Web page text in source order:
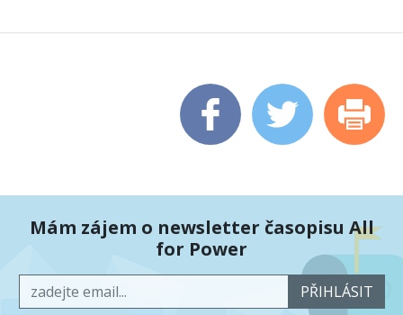
Mám zájem o newsletter časopisu All
for Power
PŘIHLÁSIT